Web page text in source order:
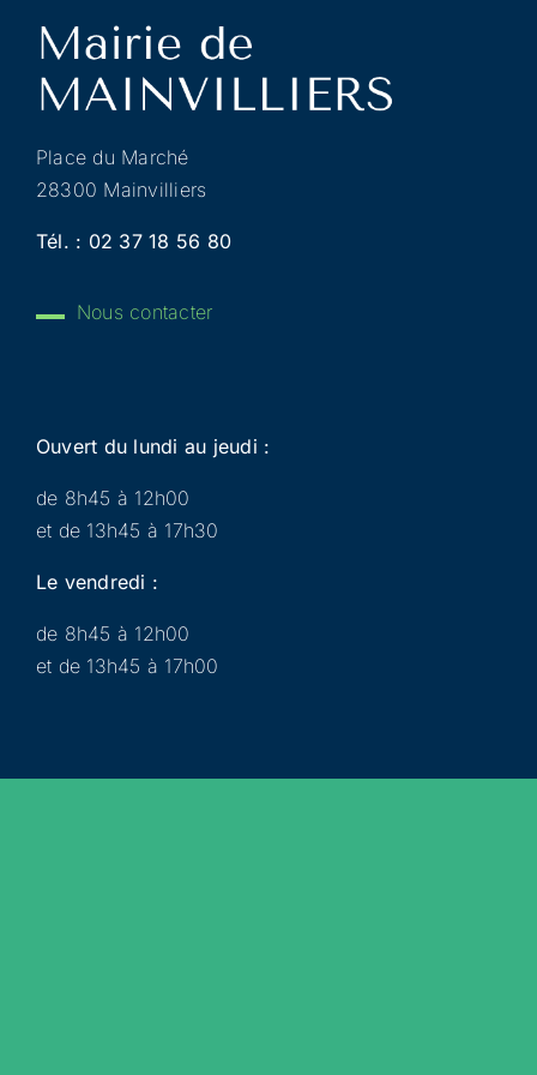
Place du Marché
28300 Mainvilliers
Tél. : 02 37 18 56 80
Nous contacter
Ouvert du lundi au jeudi :
de 8h45 à 12h00
et de 13h45 à 17h30
Le vendredi :
de 8h45 à 12h00
et de 13h45 à 17h00